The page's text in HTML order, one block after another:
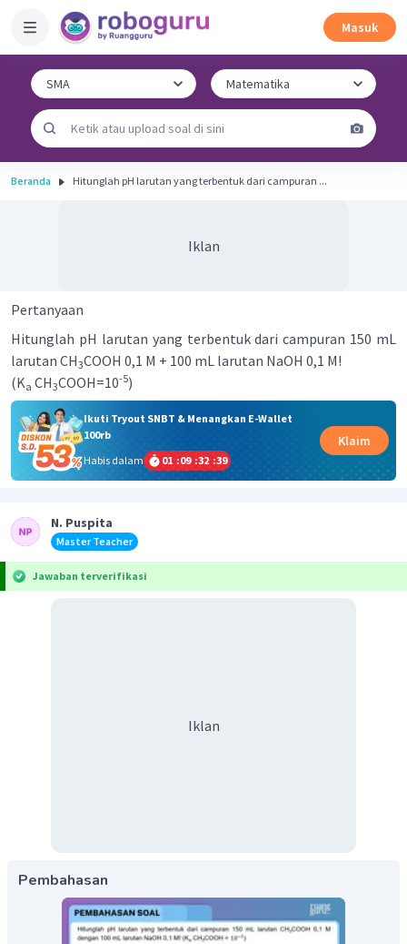
Masuk
Beranda Hitunglah pH larutan yang terbentuk dari campuran ...
Iklan
Pertanyaan
Hitunglah pH larutan yang terbentuk dari campuran 150 mL
larutan CH3COOH 0,1 M + 100 mL larutan NaOH 0,1 M!
(Ka CH3COOH=10-5)
Ikuti Tryout SNBT & Menangkan E-Wallet
100rb
Habis dalam
01 :09 :32 :39
Klaim
N. Puspita
Master Teacher
Jawaban terverifikasi
Iklan
Pembahasan